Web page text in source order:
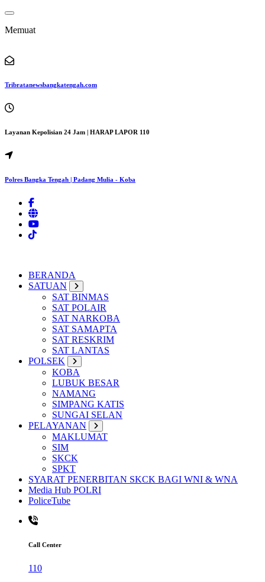
Lewati
konten
Memuat
Tribratanewsbangkatengah.com
Layanan Kepolisian 24 Jam | HARAP LAPOR 110
Polres Bangka Tengah | Padang Mulia - Koba
BERANDA
SATUAN
SAT BINMAS
SAT POLAIR
SAT NARKOBA
SAT SAMAPTA
SAT RESKRIM
SAT LANTAS
POLSEK
KOBA
LUBUK BESAR
NAMANG
SIMPANG KATIS
SUNGAI SELAN
PELAYANAN
MAKLUMAT
SIM
SKCK
SPKT
SYARAT PENERBITAN SKCK BAGI WNI & WNA
Media Hub POLRI
PoliceTube
Call Center
110